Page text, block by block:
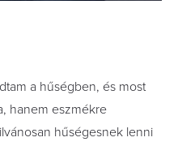
a hűségben, és most
hanem eszmékre
hűségesnek lenni